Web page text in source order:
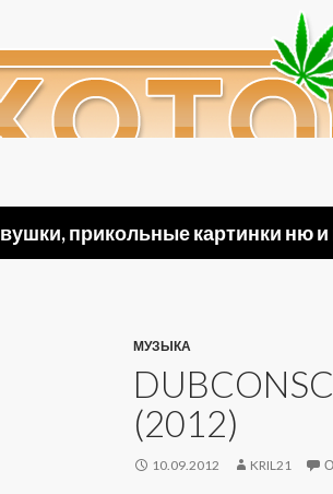
прикольные картинки ню
МУЗЫКА
(2012)
10.09.2012 KRIL21